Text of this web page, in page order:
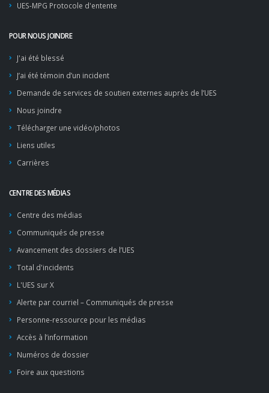
UES-MPG Protocole d'entente
POUR NOUS JOINDRE
J'ai été blessé
J’ai été témoin d’un incident
Demande de services de soutien externes auprès de l’UES
Nous joindre
Télécharger une vidéo/photos
Liens utiles
Carrières
CENTRE DES MÉDIAS
Centre des médias
Communiqués de presse
Avancement des dossiers de l’UES
Total d'incidents
L'UES sur X
Alerte par courriel – Communiqués de presse
Personne-ressource pour les médias
Accès à l’information
Numéros de dossier
Foire aux questions